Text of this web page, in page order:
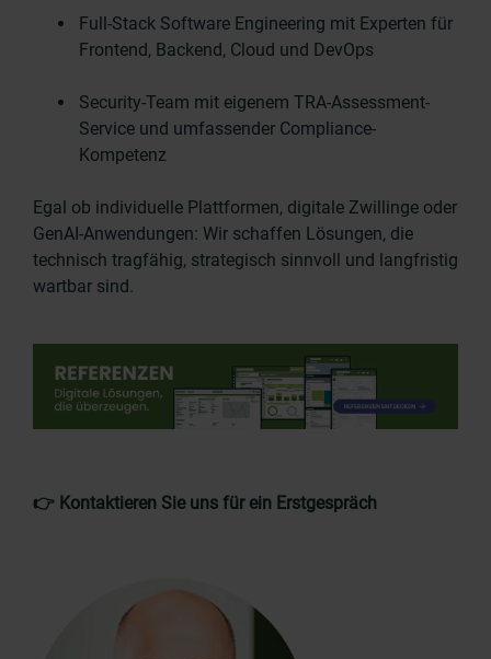
Full-Stack Software Engineering mit Experten für
Frontend, Backend, Cloud und DevOps
Security-Team mit eigenem TRA-Assessment-
Service und umfassender Compliance-
Kompetenz
Egal ob individuelle Plattformen, digitale Zwillinge oder
GenAI-Anwendungen: Wir schaffen Lösungen, die
technisch tragfähig, strategisch sinnvoll und langfristig
wartbar sind.
👉 Kontaktieren Sie uns für ein Erstgespräch